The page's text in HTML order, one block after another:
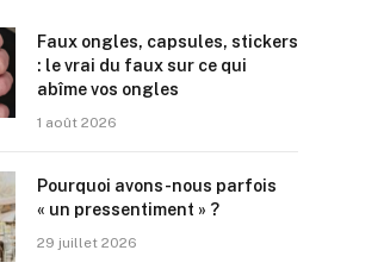
Faux ongles, capsules, stickers
: le vrai du faux sur ce qui
abîme vos ongles
1 août 2026
Pourquoi avons-nous parfois
« un pressentiment » ?
29 juillet 2026